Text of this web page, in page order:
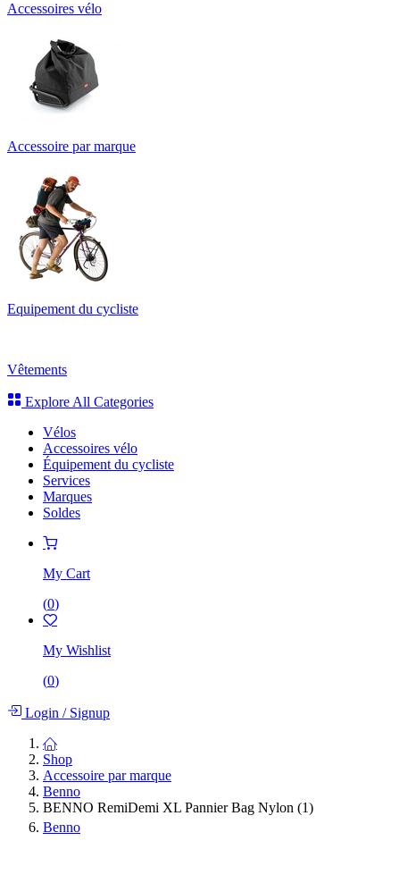
Accessoires vélo
Accessoire par marque
Equipement du cycliste
Vêtements
Explore All Categories
Vélos
Accessoires vélo
Équipement du cycliste
Services
Marques
Soldes
My Cart
(0)
My Wishlist
(0)
Login /Signup
Shop
Accessoire par marque
Benno
BENNO RemiDemi XL Pannier Bag Nylon (1)
Benno